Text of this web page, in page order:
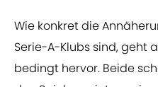
Wie konkret die
Serie-A-Klubs sind, geht
bedingt hervor. Beide